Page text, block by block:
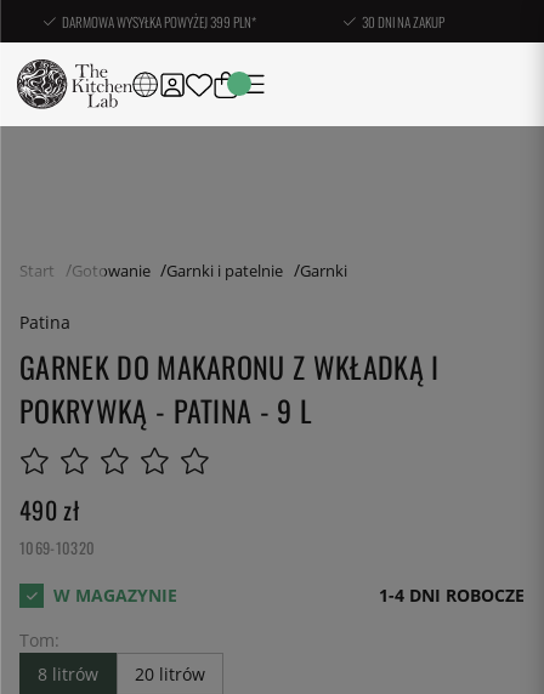
DARMOWA WYSYŁKA POWYŻEJ 399 PLN* 30 DNI NA ZAKUP
Start Gotowanie Garnki i patelnie Garnki
Patina
GARNEK DO MAKARONU Z WKŁADKĄ I
POKRYWKĄ - PATINA - 9 L
490 zł
1069-10320
1-4 DNI ROBOCZE
Tom:
8 litrów
20 litrów